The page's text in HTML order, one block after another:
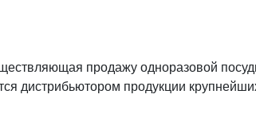
продажу одноразовой
дистрибьютором продукции